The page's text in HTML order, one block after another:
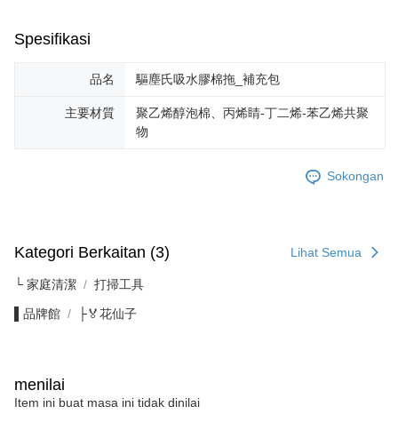
Spesifikasi
品名 驅塵氏吸水膠棉拖_補充包
主要材質
聚乙烯醇泡棉、丙烯睛-丁二烯-苯乙烯共聚
物
Sokongan
Kategori Berkaitan (3) Lihat Semua
└ 家庭清潔 打掃工具
▌品牌館 ├🏅花仙子
menilai
Item ini buat masa ini tidak dinilai